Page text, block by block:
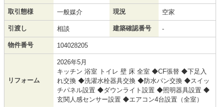
取引態様 一般媒介 現況 空家
引渡し 相談 建築確認番号 -
物件番号 104028205
リフォーム
2026年5月
キッチン 浴室 トイレ 壁 床 全室 ◆CF張替 ◆下足入
れ交換 ◆洗濯水栓器具交換 ◆防水パン交換 ◆スイッ
チパネル設置 ◆ダウンライト設置 ◆照明器具設置 ◆
玄関人感センサー設置 ◆エアコン4台設置（全室）